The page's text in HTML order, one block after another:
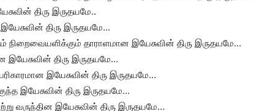
திரு இருதயமே..
திரு இருதயமே…
தாராளமான இயேசுவின் திரு இருதயமே…
இயேசுவின் திரு இருதயமே…
இயேசுவின் திரு இருதயமே…
இயேசுவின் திரு இருதயமே…
வருந்தின இயேசுவின் திரு இருதயமே…